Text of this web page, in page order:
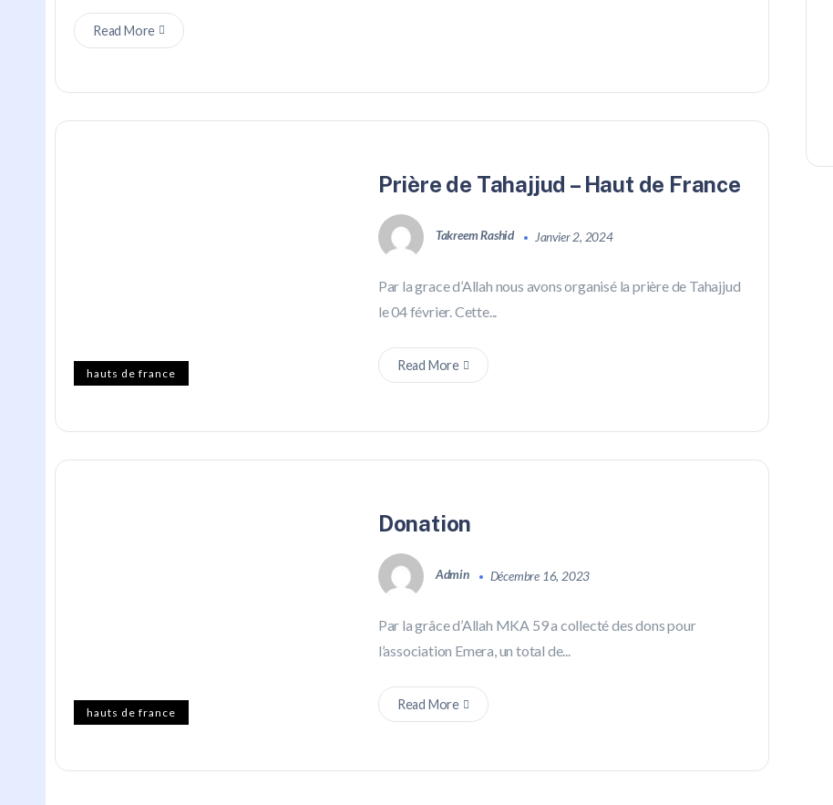
Read More
hauts de france
Prière de Tahajjud – Haut de France
Takreem Rashid Janvier 2, 2024
Par la grace d’Allah nous avons organisé la prière de Tahajjud
le 04 février. Cette...
Read More
hauts de france
Donation
Admin Décembre 16, 2023
Par la grâce d’Allah MKA 59 a collecté des dons pour
l’association Emera, un total de...
Read More